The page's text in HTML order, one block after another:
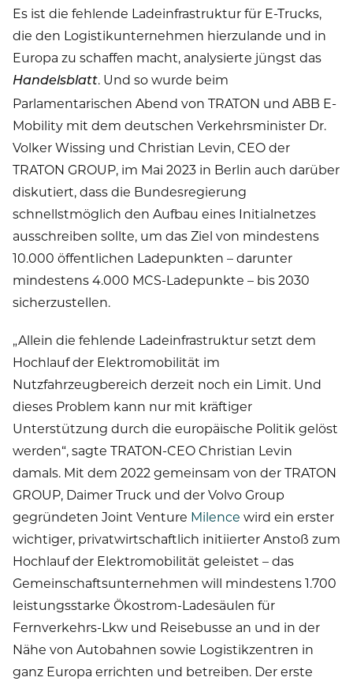
Es ist die fehlende Ladeinfrastruktur für E-Trucks,
die den Logistikunternehmen hierzulande und in
Europa zu schaffen macht, analysierte jüngst das
Handelsblatt. Und so wurde beim
Parlamentarischen Abend von TRATON und ABB E-
Mobility mit dem deutschen Verkehrsminister Dr.
Volker Wissing und Christian Levin, CEO der
TRATON GROUP, im Mai 2023 in Berlin auch darüber
diskutiert, dass die Bundesregierung
schnellstmöglich den Aufbau eines Initialnetzes
ausschreiben sollte, um das Ziel von mindestens
10.000 öffentlichen Ladepunkten – darunter
mindestens 4.000 MCS-Ladepunkte – bis 2030
sicherzustellen.
„Allein die fehlende Ladeinfrastruktur setzt dem
Hochlauf der Elektromobilität im
Nutzfahrzeugbereich derzeit noch ein Limit. Und
dieses Problem kann nur mit kräftiger
Unterstützung durch die europäische Politik gelöst
werden“, sagte TRATON-CEO Christian Levin
damals. Mit dem 2022 gemeinsam von der TRATON
GROUP, Daimer Truck und der Volvo Group
gegründeten Joint Venture Milence wird ein erster
wichtiger, privatwirtschaftlich initiierter Anstoß zum
Hochlauf der Elektromobilität geleistet – das
Gemeinschaftsunternehmen will mindestens 1.700
leistungsstarke Ökostrom-Ladesäulen für
Fernverkehrs-Lkw und Reisebusse an und in der
Nähe von Autobahnen sowie Logistikzentren in
ganz Europa errichten und betreiben. Der erste